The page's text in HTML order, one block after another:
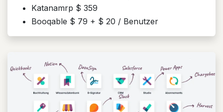
Katanamrp $ 359
Booqable $ 79 + $ 20 / Benutzer